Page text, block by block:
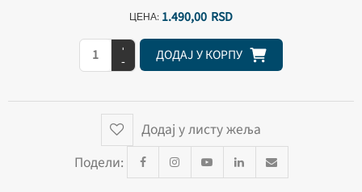
ЦЕНА: 1.490,00 RSD
+
-
Додај у листу жеља
Подели: